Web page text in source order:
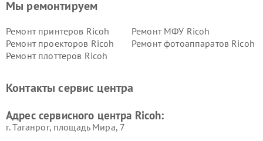
Мы ремонтируем
Ремонт принтеров Ricoh
Ремонт МФУ Ricoh
Ремонт проекторов Ricoh
Ремонт фотоаппаратов Ricoh
Ремонт плоттеров Ricoh
Контакты сервис центра
Адрес сервисного центра Ricoh:
г. Таганрог, площадь Мира, 7